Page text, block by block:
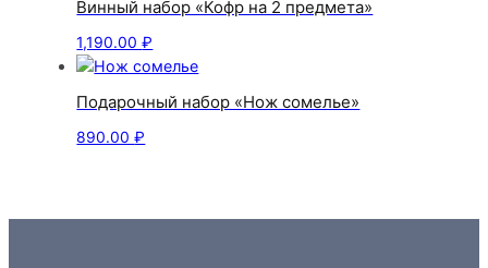
Винный набор «Кофр на 2 предмета»
1,190.00₽
Подарочный набор «Нож сомелье»
890.00₽